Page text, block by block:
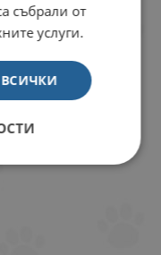
и кучета със
с извити
мъртвата козина,
на козината на
и полезна
козина от
събрали от
услуги.